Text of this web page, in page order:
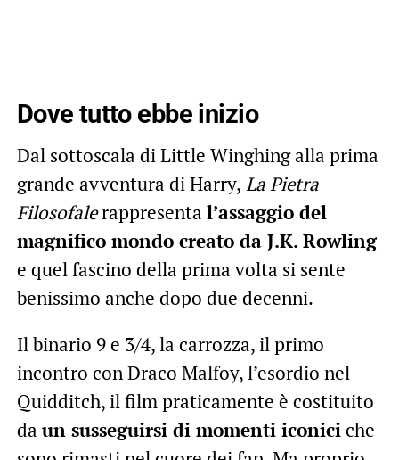
Dove tutto ebbe inizio
Dal sottoscala di Little Winghing alla prima
grande avventura di Harry, La Pietra
Filosofalerappresenta l’assaggio del
magnifico mondo creato da J.K. Rowling
e quel fascino della prima volta si sente
benissimo anche dopo due decenni.
Il binario 9 e 3/4, la carrozza, il primo
incontro con Draco Malfoy, l’esordio nel
Quidditch, il film praticamente è costituito
da un susseguirsi di momenti iconiciche